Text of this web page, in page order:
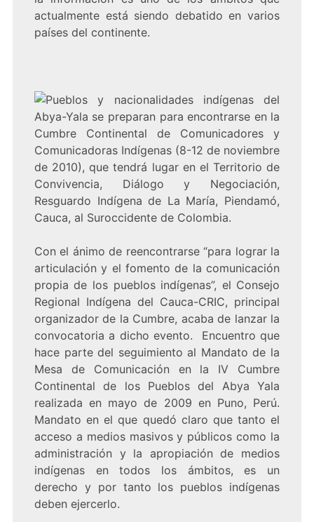
actualmente está siendo debatido en varios
países del continente.
Pueblos y nacionalidades indígenas del
Abya-Yala se preparan para encontrarse en la
Cumbre Continental de Comunicadores y
Comunicadoras Indígenas (8-12 de noviembre
de 2010), que tendrá lugar en el Territorio de
Convivencia, Diálogo y Negociación,
Resguardo Indígena de La María, Piendamó,
Cauca, al Suroccidente de Colombia.
Con el ánimo de reencontrarse “para lograr la
articulación y el fomento de la comunicación
propia de los pueblos indígenas”, el Consejo
Regional Indígena del Cauca-CRIC, principal
organizador de la Cumbre, acaba de lanzar la
convocatoria a dicho evento. Encuentro que
hace parte del seguimiento al Mandato de la
Mesa de Comunicación en la IV Cumbre
Continental de los Pueblos del Abya Yala
realizada en mayo de 2009 en Puno, Perú.
Mandato en el que quedó claro que tanto el
acceso a medios masivos y públicos como la
administración y la apropiación de medios
indígenas en todos los ámbitos, es un
derecho y por tanto los pueblos indígenas
deben ejercerlo.